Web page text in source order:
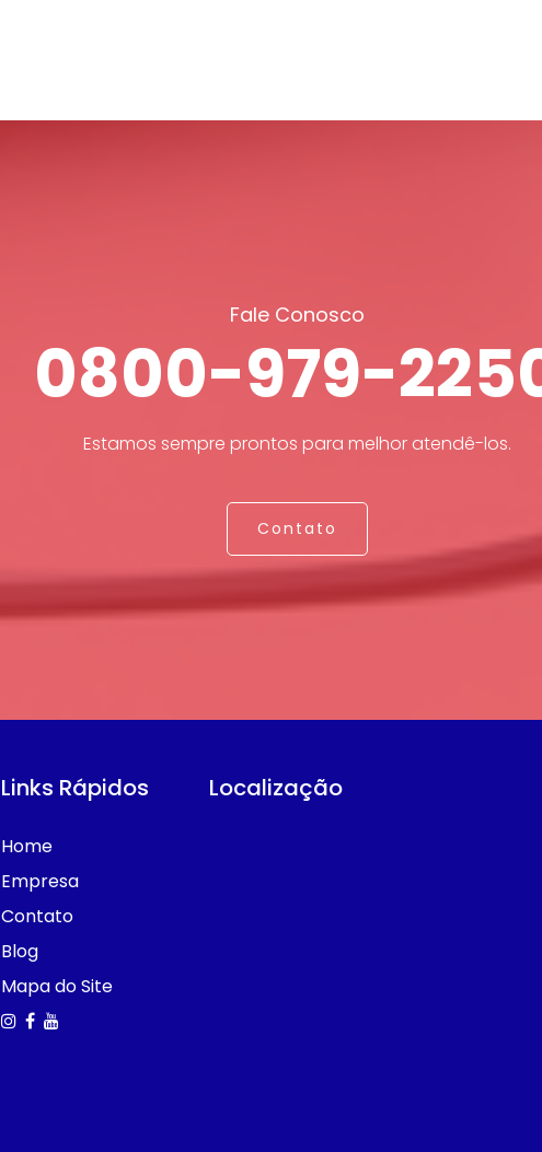
Fale Conosco
0800-979-
Estamos sempre prontos para melhor atendê-los.
Contato
Links Rápidos
Home
Empresa
Contato
Blog
Mapa do Site
Localização